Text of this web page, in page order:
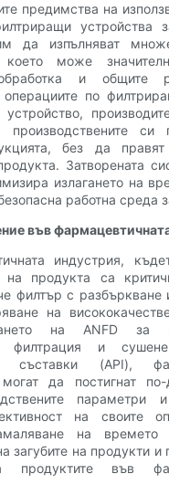
предимства на
устройства
да изпълняват
което може
и общите
операциите по
производствените
без да
Затворената
излагането на
работна среда
във
индустрия,
на продукта са
филтър с разбъркване
на
на ANFD за
филтрация и
съставки (API),
могат да постигнат
параметри
на своите
на времето
загубите на продукти и
продуктите във